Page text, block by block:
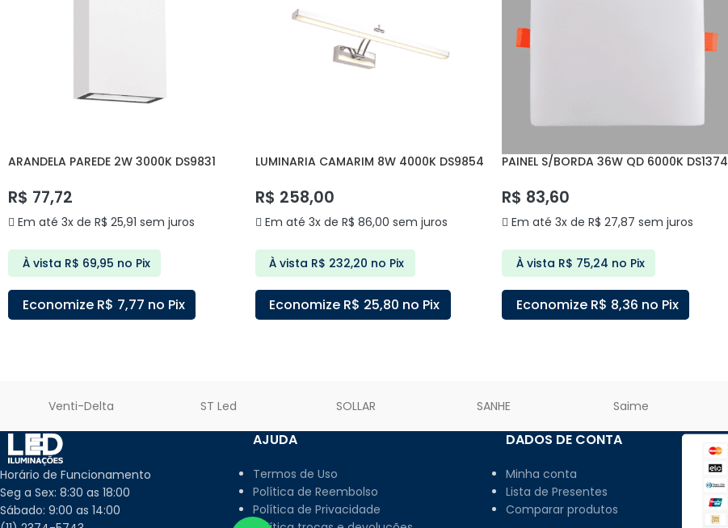
ARANDELA PAREDE 2W 3000K DS9831
R$ 77,72
Em até 3x de R$ 25,91 sem juros
À vista R$ 69,95 no Pix
Economize R$ 7,77 no Pix
LUMINARIA CAMARIM 8W 4000K DS9854
R$ 258,00
Em até 3x de R$ 86,00 sem juros
À vista R$ 232,20 no Pix
Economize R$ 25,80 no Pix
PAINEL S/BORDA 36W QD 6000K DS1374
R$ 83,60
Em até 3x de R$ 27,87 sem juros
À vista R$ 75,24 no Pix
Economize R$ 8,36 no Pix
Venti-Delta ST Led SOLLAR SANHE Saime
Horário de Funcionamento
Seg a Sex: 8:30 as 18:00
Sábado: 9:00 as 14:00
AJUDA
Termos de Uso
Política de Reembolso
Política de Privacidade
DADOS DE CONTA
Minha conta
Lista de Presentes
Comparar produtos